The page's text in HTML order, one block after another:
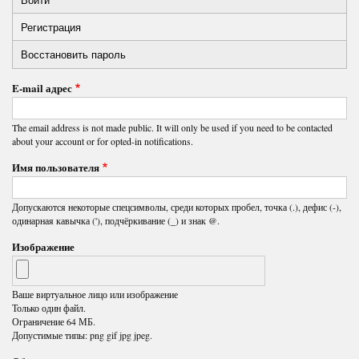
Primary
tabs
Регистрация
вкладка)
Восстановить пароль
E-mail адрес
The email address is not made public. It will only be used if you need to be contacted
about your account or for opted-in notifications.
Имя пользователя
Допускаются некоторые спецсимволы, среди которых пробел, точка (.), дефис (-),
одинарная кавычка ('), подчёркивание (_) и знак @.
Изображение
Ваше виртуальное лицо или изображение
Только один файл.
Ограничение 64 МБ.
Допустимые типы: png gif jpg jpeg.